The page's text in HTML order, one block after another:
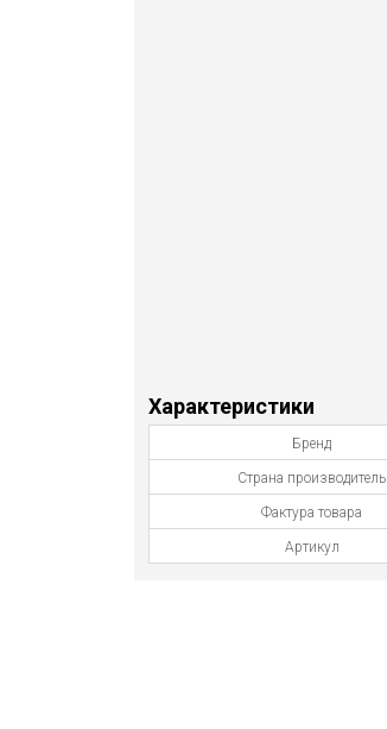
Характеристики
Бренд
Страна производитель
Фактура товара
Артикул